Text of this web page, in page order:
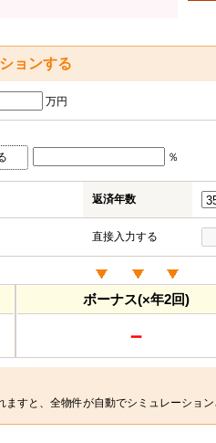
ョンする
万円
％
返済年数
直接入力する
ボーナス(×年2回)
－
ますと、全物件が自動でシミュレーション